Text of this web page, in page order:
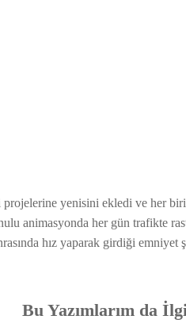
projelerine yenisini ekledi ve her
animasyonda her gün trafikte
hız yaparak girdiği
Bu Yazımlarım da